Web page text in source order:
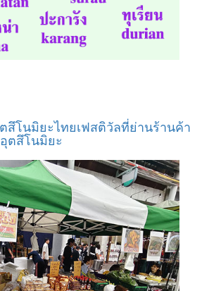
สึโนมิยะไทยเฟสติวัลที่ย่านร้านค้า
ตสึโนมิยะ